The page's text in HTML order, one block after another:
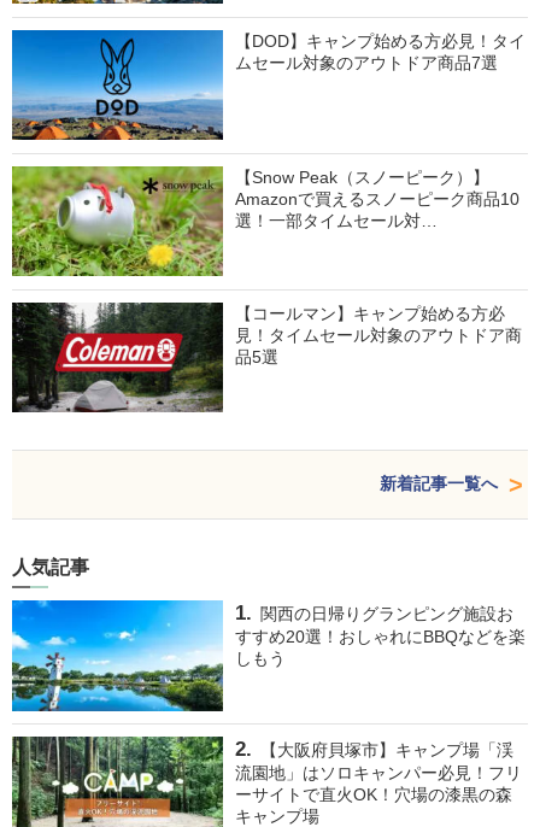
【DOD】キャンプ始める方必見！タイ
ムセール対象のアウトドア商品7選
【Snow Peak（スノーピーク）】
Amazonで買えるスノーピーク商品10
選！一部タイムセール対…
【コールマン】キャンプ始める方必
見！タイムセール対象のアウトドア商
品5選
新着記事一覧へ
人気記事
関西の日帰りグランピング施設お
すすめ20選！おしゃれにBBQなどを楽
しもう
【大阪府貝塚市】キャンプ場「渓
流園地」はソロキャンパー必見！フリ
ーサイトで直火OK！穴場の漆黒の森
キャンプ場